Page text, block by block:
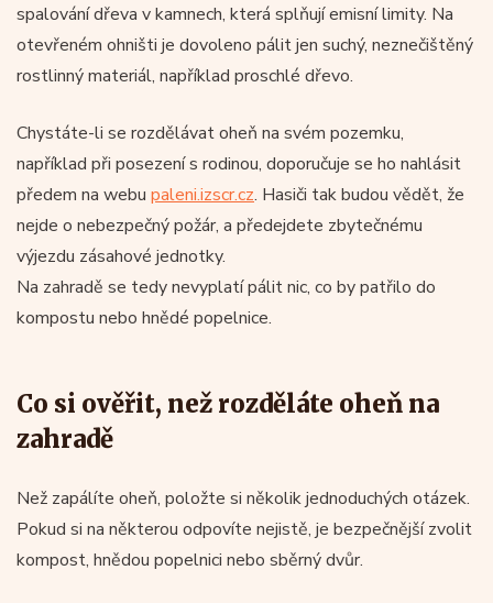
spalování dřeva v kamnech, která splňují emisní limity. Na
otevřeném ohništi je dovoleno pálit jen suchý, neznečištěný
rostlinný materiál, například proschlé dřevo.
Chystáte-li se rozdělávat oheň na svém pozemku,
například při posezení s rodinou, doporučuje se ho nahlásit
předem na webu paleni.izscr.cz. Hasiči tak budou vědět, že
nejde o nebezpečný požár, a předejdete zbytečnému
výjezdu zásahové jednotky.
Na zahradě se tedy nevyplatí pálit nic, co by patřilo do
kompostu nebo hnědé popelnice.
Co si ověřit, než rozděláte oheň na
zahradě
Než zapálíte oheň, položte si několik jednoduchých otázek.
Pokud si na některou odpovíte nejistě, je bezpečnější zvolit
kompost, hnědou popelnici nebo sběrný dvůr.